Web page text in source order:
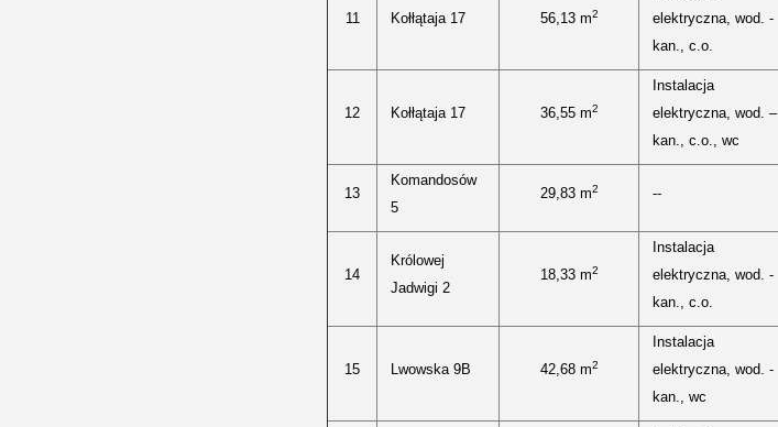
11 Kołłątaja 17 56,13 m2
elektryczna, wod. -
kan., c.o.
12 Kołłątaja 17 36,55 m2
Instalacja
elektryczna, wod. –
kan., c.o., wc
13
Komandosów
5
29,83 m2 --
14
Królowej
Jadwigi 2
18,33 m2
Instalacja
elektryczna, wod. -
kan., c.o.
15 Lwowska 9B 42,68 m2
Instalacja
elektryczna, wod. -
kan., wc